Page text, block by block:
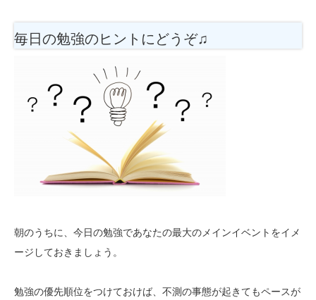
毎日の勉強のヒントにどうぞ♫
朝のうちに、今日の勉強であなたの最大のメインイベントをイメ
ージしておきましょう。
勉強の優先順位をつけておけば、不測の事態が起きてもペースが